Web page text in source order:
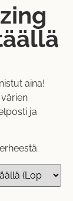
aina!
ja